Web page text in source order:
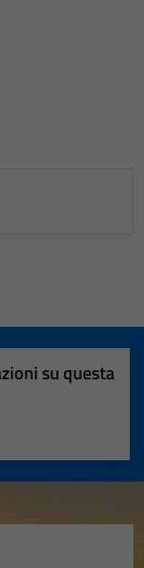
su questa